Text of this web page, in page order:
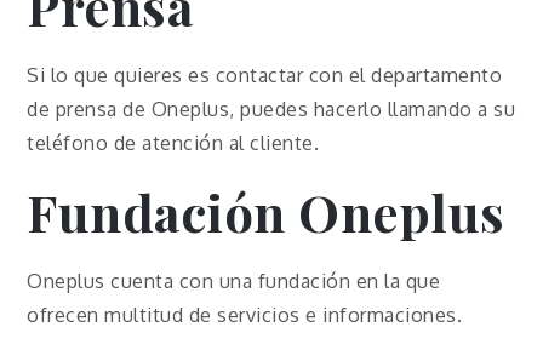
Si lo que quieres es contactar con el departamento
de prensa de Oneplus, puedes hacerlo llamando a su
teléfono de atención al cliente.
Fundación Oneplus
Oneplus cuenta con una fundación en la que
ofrecen multitud de servicios e informaciones.